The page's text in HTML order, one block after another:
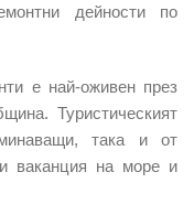
дейности по
е най-оживен през
Туристическият
така и от
ваканция на море и